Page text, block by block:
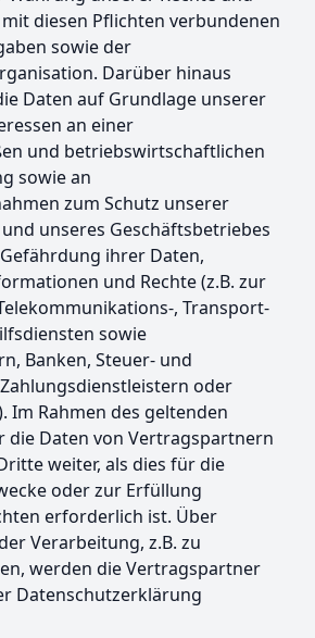
diesen Pflichten verbundenen
sowie der
Darüber hinaus
Daten auf Grundlage unserer
an einer
und betriebswirtschaftlichen
sowie an
zum Schutz unserer
unseres Geschäftsbetriebes
ihrer Daten,
und Rechte (z.B. zur
, Transport-
sowie
Banken, Steuer- und
oder
Im Rahmen des geltenden
die Daten von Vertragspartnern
weiter, als dies für die
oder zur Erfüllung
erforderlich ist. Über
Verarbeitung, z.B. zu
werden die Vertragspartner
Datenschutzerklärung